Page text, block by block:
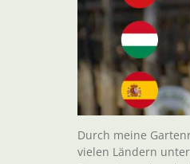
Durch meine
vielen Ländern